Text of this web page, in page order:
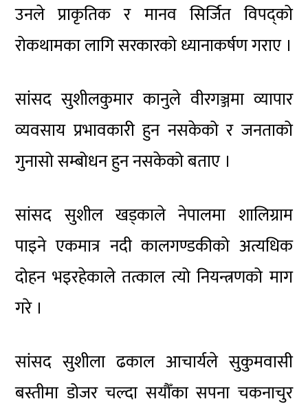
उनले प्राकृतिक र मानव सिर्जित विपद्को
रोकथामका लागि सरकारको ध्यानाकर्षण गराए ।
सांसद सुशीलकुमार कानुले वीरगञ्जमा व्यापार
व्यवसाय प्रभावकारी हुन नसकेको र जनताको
गुनासो सम्बोधन हुन नसकेको बताए ।
सांसद सुशील खड्काले नेपालमा शालिग्राम
पाइने एकमात्र नदी कालगण्डकीको अत्यधिक
दोहन भइरहेकाले तत्काल त्यो नियन्त्रणको माग
गरे ।
सांसद सुशीला ढकाल आचार्यले सुकुमवासी
बस्तीमा डोजर चल्दा सयौँका सपना चकनाचुर